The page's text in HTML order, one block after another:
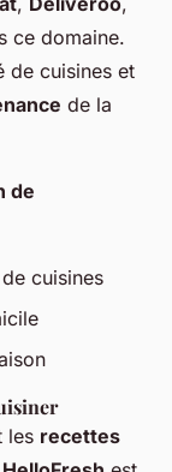
ce domaine.
de cuisines et
de la
de
cuisines
les recettes